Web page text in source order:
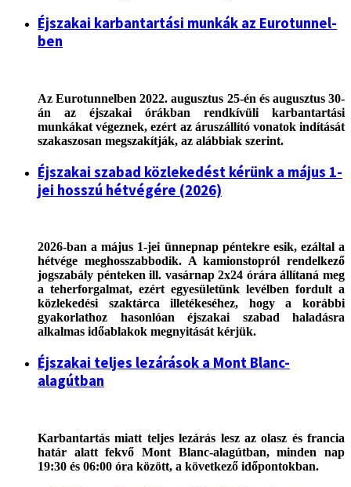
Éjszakai karbantartási munkák az Eurotunnel-
ben
Az Eurotunnelben 2022. augusztus 25-én és augusztus 30-
án az éjszakai órákban rendkívüli karbantartási
munkákat végeznek, ezért az áruszállító vonatok indítását
szakaszosan megszakítják, az alábbiak szerint.
Éjszakai szabad közlekedést kérünk a május 1-
jei hosszú hétvégére (2026)
2026-ban a május 1-jei ünnepnap péntekre esik, ezáltal a
hétvége meghosszabbodik. A kamionstopról rendelkező
jogszabály pénteken ill. vasárnap 2x24 órára állítaná meg
a teherforgalmat, ezért egyesületünk levélben fordult a
közlekedési szaktárca illetékeséhez, hogy a korábbi
gyakorlathoz hasonlóan éjszakai szabad haladásra
alkalmas időablakok megnyitását kérjük.
Éjszakai teljes lezárások a Mont Blanc-
alagútban
Karbantartás miatt teljes lezárás lesz az olasz és francia
határ alatt fekvő Mont Blanc-alagútban, minden nap
19:30 és 06:00 óra között, a következő időpontokban.